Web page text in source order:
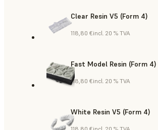
Clear Resin V5 (Form 4)
118,80 €incl. 20 % TVA
Fast Model Resin (Form 4)
118,80 €incl. 20 % TVA
White Resin V5 (Form 4)